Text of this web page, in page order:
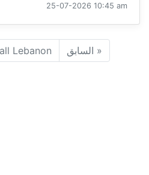
25-07-2026 10:45 am
« السابق Lebanon